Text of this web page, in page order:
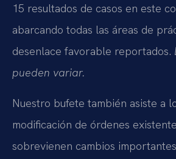
15 resultados de casos en este
abarcando todas las áreas de
desenlace favorable reportados.
pueden variar.
Nuestro bufete también asiste a
modificación de órdenes
sobrevienen cambios